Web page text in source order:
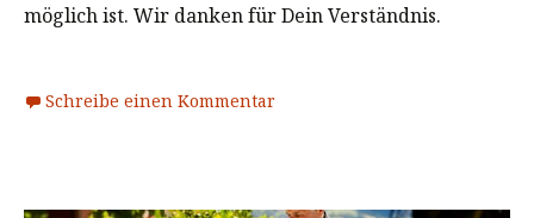
möglich ist. Wir danken für Dein Verständnis.
Schreibe einen Kommentar